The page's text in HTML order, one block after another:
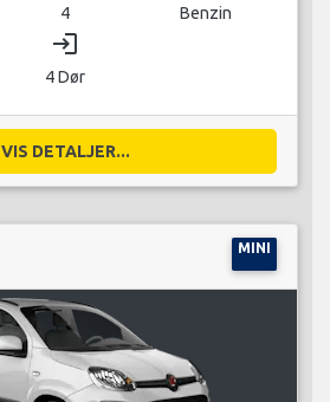
4 Benzin
login
4 Dør
VIS DETALJER...
MINI